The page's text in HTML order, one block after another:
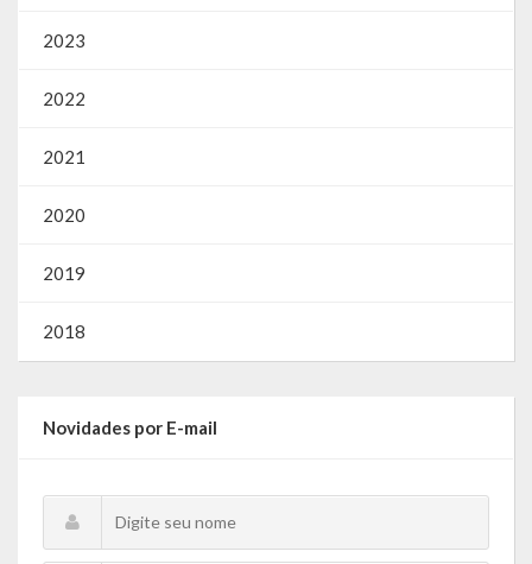
2023
2022
2021
2020
2019
2018
Novidades por E-mail